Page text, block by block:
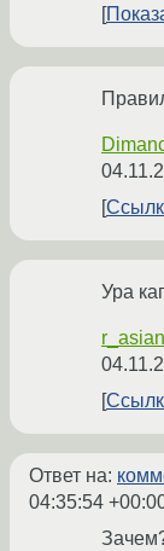
Ура
r_asian
Ответ на:
04:35:54